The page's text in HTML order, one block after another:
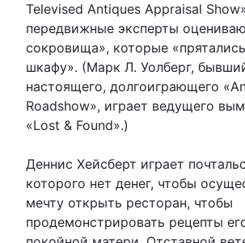
Televised Antiques Appraisal
передвижные эксперты
сокровища», которые
шкафу». (Марк Л. Уолберг,
настоящего, долгоиграющего
Roadshow», играет ведущего
«Lost & Found».)
Деннис Хейсберт играет
которого нет денег, чтобы
мечту открыть ресторан, чтобы
продемонстрировать рецепты